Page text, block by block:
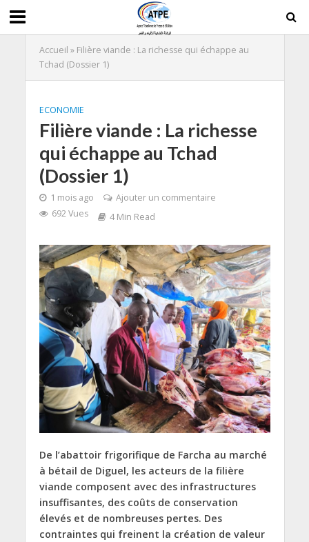
Accueil » Filière viande : La richesse qui échappe au
Tchad (Dossier 1)
ECONOMIE
Filière viande : La richesse
qui échappe au Tchad
(Dossier 1)
1 mois ago
Ajouter un commentaire
692 Vues
4 Min Read
De l’abattoir frigorifique de Farcha au marché
à bétail de Diguel, les acteurs de la filière
viande composent avec des infrastructures
insuffisantes, des coûts de conservation
élevés et de nombreuses pertes. Des
contraintes qui freinent la création de valeur